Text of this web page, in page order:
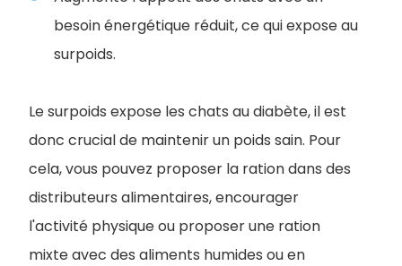
besoin énergétique réduit, ce qui expose au
surpoids.
Le surpoids expose les chats au diabète, il est
donc crucial de maintenir un poids sain. Pour
cela, vous pouvez proposer la ration dans des
distributeurs alimentaires, encourager
l'activité physique ou proposer une ration
mixte avec des aliments humides ou en